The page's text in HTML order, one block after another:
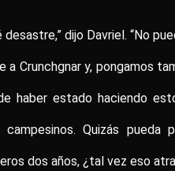
desastre,” dijo Davriel. “No
a Crunchgnar y, pongamos
haber estado haciendo
campesinos. Quizás
dos años, ¿tal vez eso